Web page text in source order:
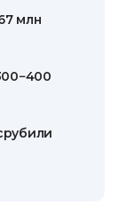
млн